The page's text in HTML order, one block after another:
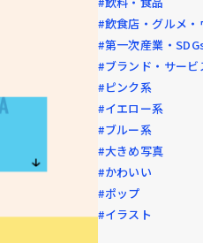
#飲食店・グルメ・
#第一次産業・
#ブランド・サービ
#ピンク系
#イエロー系
#ブルー系
#大きめ写真
#かわいい
#ポップ
#イラスト